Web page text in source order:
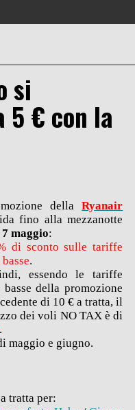
si
5 € con la
dellaRyanair
fino alla mezzanotte
7 maggio:
di sconto sulle tariffe
.
essendo le tariffe
basse della promozione
di 10 € a tratta, il
dei voli NO TAX è di
maggio e giugno.
tratta per: